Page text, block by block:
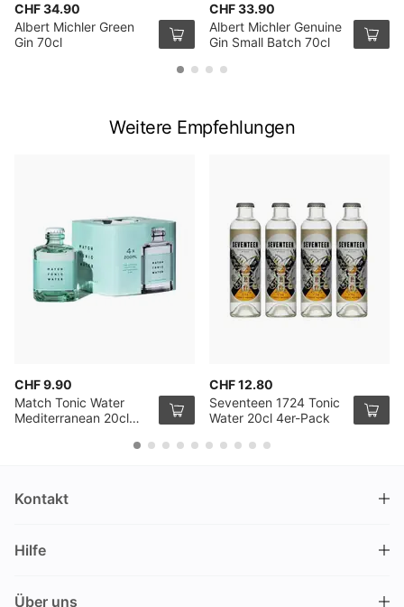
CHF 34.90
Albert Michler Green
Gin 70cl
CHF 33.90
Albert Michler Genuine
Gin Small Batch 70cl
Weitere Empfehlungen
CHF 9.90
Match Tonic Water
Mediterranean 20cl
CHF 12.80
Seventeen 1724 Tonic
Water 20cl 4er-Pack
Kontakt
Nüschelerstrasse 35
Schweiz
Hilfe
Über uns